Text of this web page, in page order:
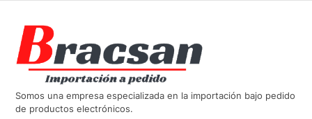
Somos una empresa especializada en la importación bajo pedido
de productos electrónicos.